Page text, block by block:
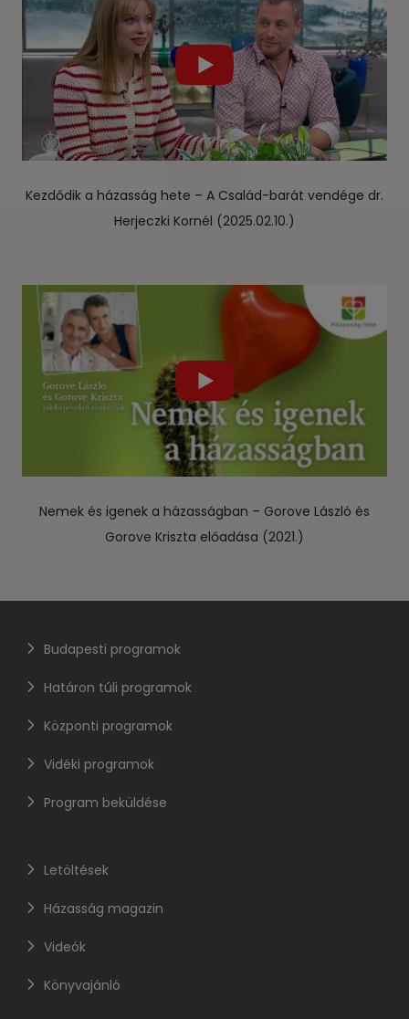
Kezdődik a házasság hete – A Család-barát vendége dr.
Herjeczki Kornél (2025.02.10.)
Nemek és igenek a házasságban – Gorove László és
Gorove Kriszta előadása (2021.)
Budapesti programok
Határon túli programok
Központi programok
Vidéki programok
Program beküldése
Letöltések
Házasság magazin
Videók
Könyvajánló